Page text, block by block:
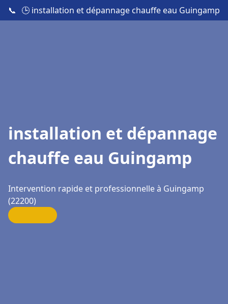
📞 🕒 installation et dépannage chauffe eau Guingamp
installation et dépannage
chauffe eau Guingamp
Intervention rapide et professionnelle à Guingamp
(22200)